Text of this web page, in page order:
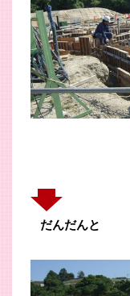
だんだんと